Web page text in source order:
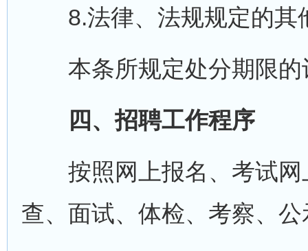
8.法律、法规规定的其
本条所规定处分期限的
四、招聘工作程序
按照网上报名、考试网
查、面试、体检、考察、